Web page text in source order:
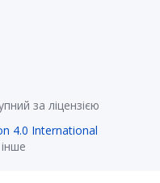
за ліцензією
4.0 International